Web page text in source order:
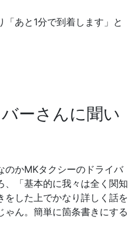
あと1分で到着します」と
ーさんに聞い
のかMKタクシーのドライバ
、「基本的に我々は全く関知
をした上でかなり詳しく話を
ゃん。簡単に箇条書きにする